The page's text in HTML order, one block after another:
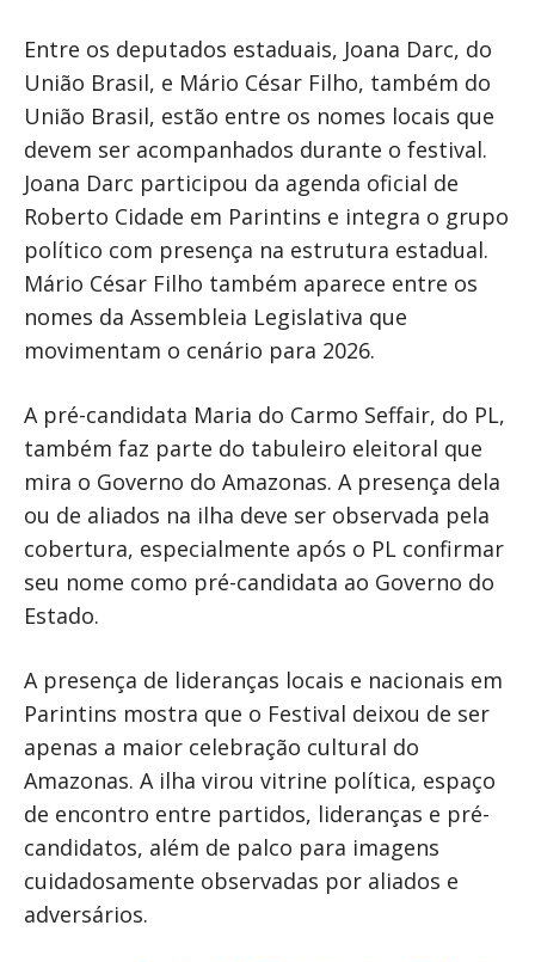
Entre os deputados estaduais, Joana Darc, do
União Brasil, e Mário César Filho, também do
União Brasil, estão entre os nomes locais que
devem ser acompanhados durante o festival.
Joana Darc participou da agenda oficial de
Roberto Cidade em Parintins e integra o grupo
político com presença na estrutura estadual.
Mário César Filho também aparece entre os
nomes da Assembleia Legislativa que
movimentam o cenário para 2026.
A pré-candidata Maria do Carmo Seffair, do PL,
também faz parte do tabuleiro eleitoral que
mira o Governo do Amazonas. A presença dela
ou de aliados na ilha deve ser observada pela
cobertura, especialmente após o PL confirmar
seu nome como pré-candidata ao Governo do
Estado.
A presença de lideranças locais e nacionais em
Parintins mostra que o Festival deixou de ser
apenas a maior celebração cultural do
Amazonas. A ilha virou vitrine política, espaço
de encontro entre partidos, lideranças e pré-
candidatos, além de palco para imagens
cuidadosamente observadas por aliados e
adversários.